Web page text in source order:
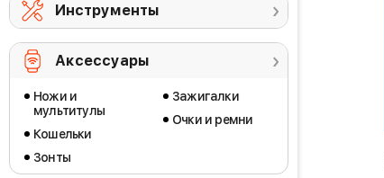
Инструменты
Аксессуары
Ножи и
мультитулы
Кошельки
Зонты
Зажигалки
Очки и ремни